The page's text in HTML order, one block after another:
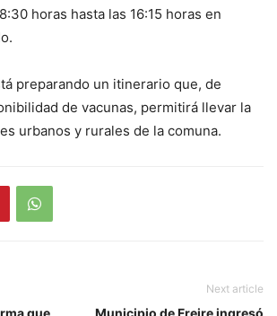
horas hasta las 16:15 horas en
preparando un itinerario que, de
de vacunas, permitirá llevar la
urbanos y rurales de la comuna.
que
Next article
Municipio de Freire ingresó